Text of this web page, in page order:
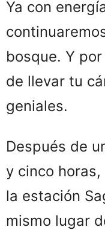
Ya con
bosque. Y
de llevar tu
geniales.
Después de
y cinco
la estación
mismo lugar